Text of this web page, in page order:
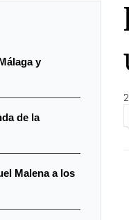
y
de la
Malena a los